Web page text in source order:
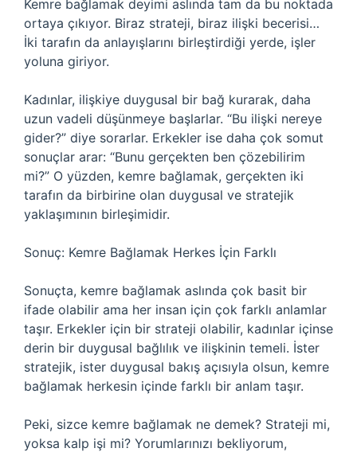
Kemre bağlamak deyimi aslında tam da bu noktada
ortaya çıkıyor. Biraz strateji, biraz ilişki becerisi…
İki tarafın da anlayışlarını birleştirdiği yerde, işler
yoluna giriyor.
Kadınlar, ilişkiye duygusal bir bağ kurarak, daha
uzun vadeli düşünmeye başlarlar. “Bu ilişki nereye
gider?” diye sorarlar. Erkekler ise daha çok somut
sonuçlar arar: “Bunu gerçekten ben çözebilirim
mi?” O yüzden, kemre bağlamak, gerçekten iki
tarafın da birbirine olan duygusal ve stratejik
yaklaşımının birleşimidir.
Sonuç: Kemre Bağlamak Herkes İçin Farklı
Sonuçta, kemre bağlamak aslında çok basit bir
ifade olabilir ama her insan için çok farklı anlamlar
taşır. Erkekler için bir strateji olabilir, kadınlar içinse
derin bir duygusal bağlılık ve ilişkinin temeli. İster
stratejik, ister duygusal bakış açısıyla olsun, kemre
bağlamak herkesin içinde farklı bir anlam taşır.
Peki, sizce kemre bağlamak ne demek? Strateji mi,
yoksa kalp işi mi? Yorumlarınızı bekliyorum,